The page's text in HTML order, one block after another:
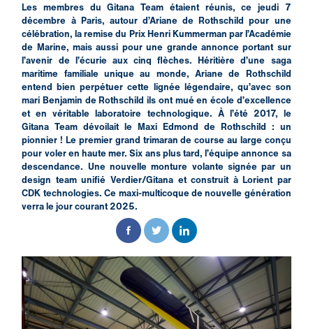
Les membres du Gitana Team étaient réunis, ce jeudi 7
décembre à Paris, autour d’Ariane de Rothschild pour une
célébration, la remise du Prix Henri Kummerman par l’Académie
de Marine, mais aussi pour une grande annonce portant sur
l’avenir de l’écurie aux cinq flèches. Héritière d’une saga
maritime familiale unique au monde, Ariane de Rothschild
entend bien perpétuer cette lignée légendaire, qu’avec son
mari Benjamin de Rothschild ils ont mué en école d’excellence
et en véritable laboratoire technologique. À l’été 2017, le
Gitana Team dévoilait le Maxi Edmond de Rothschild : un
pionnier ! Le premier grand trimaran de course au large conçu
pour voler en haute mer. Six ans plus tard, l’équipe annonce sa
descendance. Une nouvelle monture volante signée par un
design team unifié Verdier/Gitana et construit à Lorient par
CDK technologies. Ce maxi-multicoque de nouvelle génération
verra le jour courant 2025.